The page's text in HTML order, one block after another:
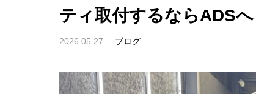
ティ取付するならADSへ
2026.05.27 ブログ